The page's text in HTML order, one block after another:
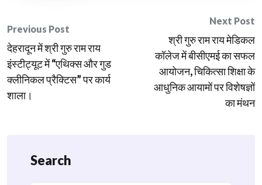
Post
navigation
Previous Post
देहरादून में श्री गुरु राम राय
इंस्टीट्यूट में “एथिक्स और गुड
क्लीनिकल प्रैक्टिस” पर कार्य
शाला।
Next Post
श्री गुरु राम राय मेडिकल
कॉलेज में बीसीएमई का सफल
आयोजन, चिकित्सा शिक्षा के
आधुनिक आयामों पर विशेषज्ञों
का मंथन
Search